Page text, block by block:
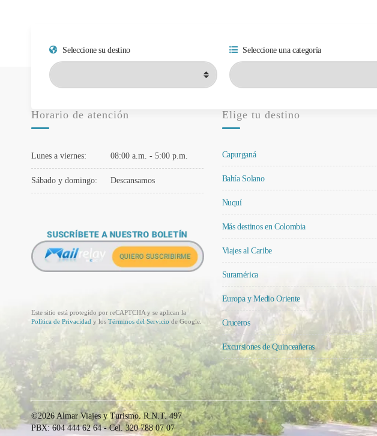
Seleccione su destino Seleccione una categoría
Horario de atención
Lunes a viernes: 08:00 a.m. - 5:00 p.m.
Sábado y domingo: Descansamos
Este sitio está protegido por reCAPTCHA y se aplican la
Política de Privacidad y los Términos del Servicio de Google.
Elige tu destino
Capurganá
Bahía Solano
Nuquí
Más destinos en Colombia
Viajes al Caribe
Suramérica
Europa y Medio Oriente
Cruceros
Excursiones de Quinceañeras
©2026 Almar Viajes y Turismo. R.N.T. 497
PBX: 604 444 62 64 - Cel. 320 788 07 07